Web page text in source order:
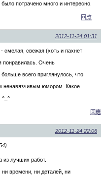
потрачено много и интересно.
回應
2012-11-24 01:31
смелая, свежая (хоть и пахнет
понравилась. Очень
всего приглянулось, что
ненавязчивым юмором. Какое
^_^
回應
2012-11-24 22:06
из лучших работ.
времени, ни деталей, ни